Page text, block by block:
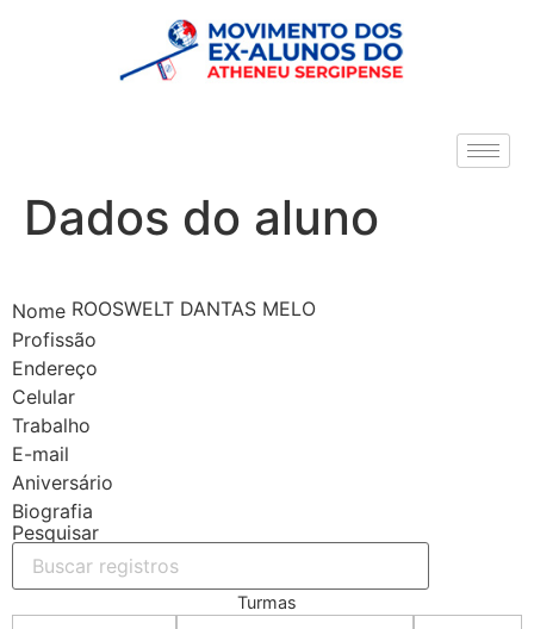
Dados do aluno
Nome ROOSWELT DANTAS MELO
Profissão
Endereço
Celular
Trabalho
E-mail
Aniversário
Biografia
Pesquisar
Turmas